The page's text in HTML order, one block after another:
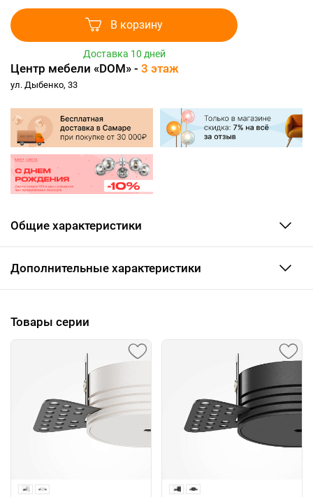
В корзину
Доставка 10 дней
Центр мебели «DOM» - 3 этаж
ул. Дыбенко, 33
Общие характеристики
Дополнительные характеристики
Товары серии